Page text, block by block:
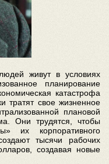
живут в условиях
планирование
катастрофа
тратят свое жизненное
плановой
Они трудятся, чтобы
их корпоративного
тысячи рабочих
создавая новые